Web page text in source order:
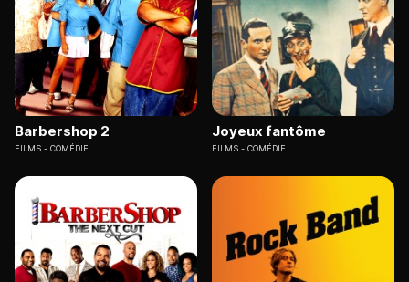
Barbershop 2
FILMS COMÉDIE
Joyeux fantôme
FILMS COMÉDIE